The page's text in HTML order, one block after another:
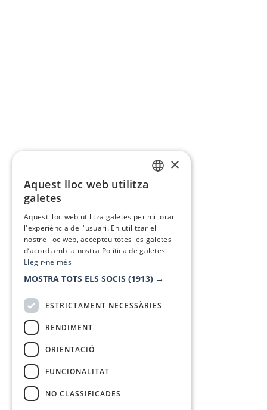
×
Aquest lloc web utilitza
galetes
Aquest lloc web utilitza galetes per millorar
l'experiència de l'usuari. En utilitzar el
nostre lloc web, accepteu totes les galetes
d’acord amb la nostra Política de galetes.
Llegir-ne més
MOSTRA TOTS ELS SOCIS (1913) →
ESTRICTAMENT NECESSÀRIES
RENDIMENT
ORIENTACIÓ
FUNCIONALITAT
NO CLASSIFICADES